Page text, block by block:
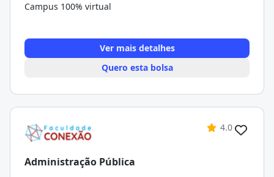
Campus 100% virtual
Ver mais detalhes
Quero esta bolsa
4.0
Administração Pública